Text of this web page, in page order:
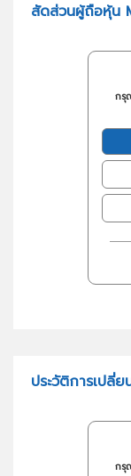
สัดส่วนผู้ถือหุ้น
กรุ
ประวัติการเปลี่
กรุ